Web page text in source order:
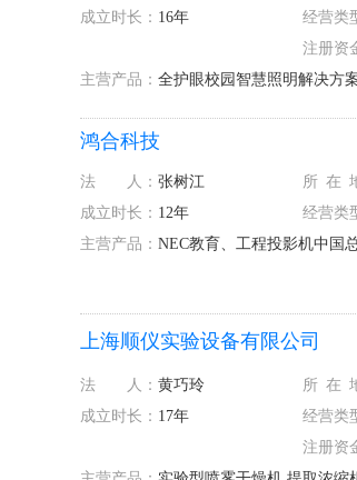
成立时长： 16年
经营类
注册资
主营产品： 全护眼校园智慧照明解决方
鸿合科技
法 人： 张树江
成立时长： 12年
所 在
经营类
主营产品： NEC教育、工程投影机中国
上海顺仪实验设备有限公司
法 人： 黄巧玲
成立时长： 17年
所 在
经营类
注册资